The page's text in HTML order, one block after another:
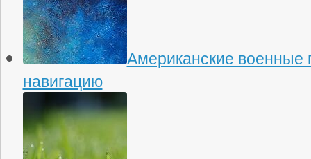
Американские военные
навигацию